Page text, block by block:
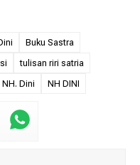
Buku Sastra
tulisan riri satria
Dini
NH DINI